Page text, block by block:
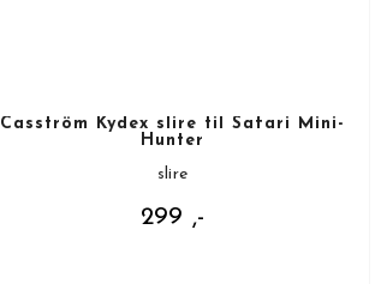
Casström Kydex slire til Safari Mini-
Hunter
slire
299 ,-